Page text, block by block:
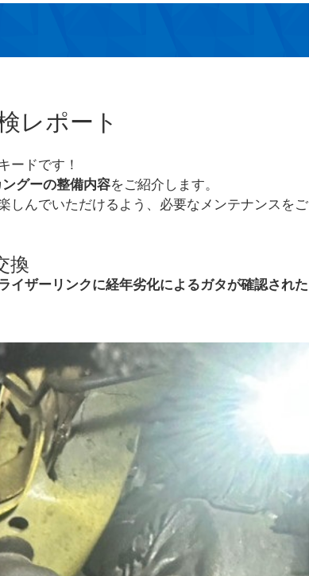
レポート
ードです！
グーの整備内容をご紹介します。
しんでいただけるよう、必要なメンテナンスをご
換
イザーリンクに経年劣化によるガタが確認された